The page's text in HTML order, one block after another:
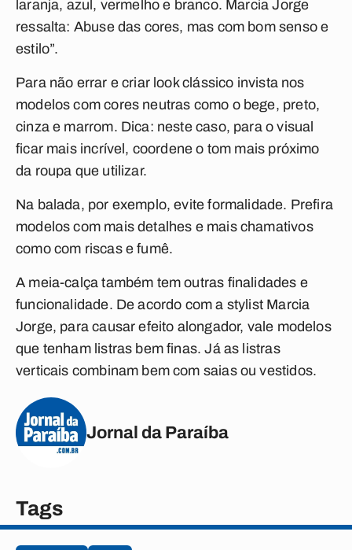
laranja, azul, vermelho e branco. Marcia Jorge
ressalta: Abuse das cores, mas com bom senso e
estilo”.
Para não errar e criar look clássico invista nos
modelos com cores neutras como o bege, preto,
cinza e marrom. Dica: neste caso, para o visual
ficar mais incrível, coordene o tom mais próximo
da roupa que utilizar.
Na balada, por exemplo, evite formalidade. Prefira
modelos com mais detalhes e mais chamativos
como com riscas e fumê.
A meia-calça também tem outras finalidades e
funcionalidade. De acordo com a stylist Marcia
Jorge, para causar efeito alongador, vale modelos
que tenham listras bem finas. Já as listras
verticais combinam bem com saias ou vestidos.
Jornal da Paraíba
Tags